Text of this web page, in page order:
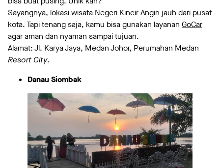
Sayangnya, lokasi wisata Negeri Kincir Angin jauh dari pusat
kota. Tapi tenang saja, kamu bisa gunakan layanan GoCar
agar aman dan nyaman sampai tujuan.
Alamat: Jl. Karya Jaya, Medan Johor, Perumahan Medan
Resort City.
Danau Siombak